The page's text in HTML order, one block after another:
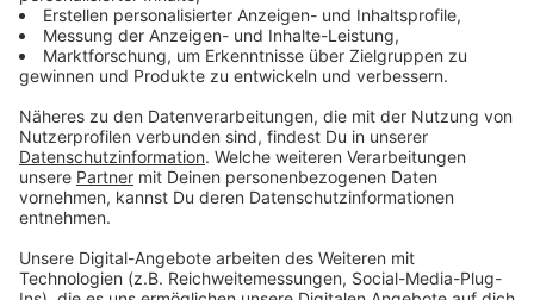
Zum Newsletter anmelden
Du möchtest uns etwas sagen?
Studio Hotline